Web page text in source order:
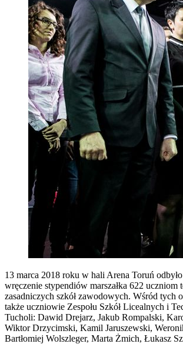
13 marca 2018 roku w hali Arena Toruń
wręczenie stypendiów marszałka 622 uczniom
zasadniczych szkół zawodowych. Wśród tych
także uczniowie Zespołu Szkół Licealnych i
Tucholi: Dawid Drejarz, Jakub Rompalski,
Wiktor Drzycimski, Kamil Jaruszewski,
Bartłomiej Wolszleger, Marta Żmich, Łukasz